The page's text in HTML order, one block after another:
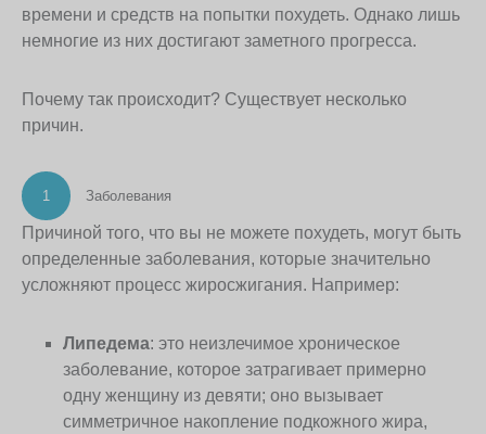
времени и средств на попытки похудеть. Однако лишь
немногие из них достигают заметного прогресса.
Почему так происходит? Существует несколько
причин.
1 Заболевания
Причиной того, что вы не можете похудеть, могут быть
определенные заболевания, которые значительно
усложняют процесс жиросжигания. Например:
Липедема: это неизлечимое хроническое
заболевание, которое затрагивает примерно
одну женщину из девяти; оно вызывает
симметричное накопление подкожного жира,